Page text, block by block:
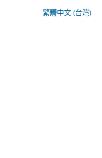
繁體中文 (台灣)